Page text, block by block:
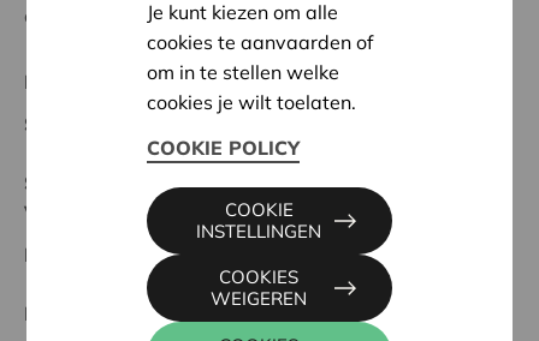
opgebouwd worden.
Regionaal Project
Startdatum:
Status:
Veurne-Diksmuide
Datum:
27/02/2025
Beslissing: Goedgekeurd
Je kunt kiezen om alle
cookies te aanvaarden of
om in te stellen welke
cookies je wilt toelaten.
COOKIE POLICY
COOKIES
WEIGEREN
COOKIE
INSTELLINGEN